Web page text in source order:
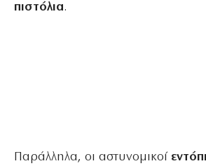
πιστόλια.
Παράλληλα, οι αστυνομικοί